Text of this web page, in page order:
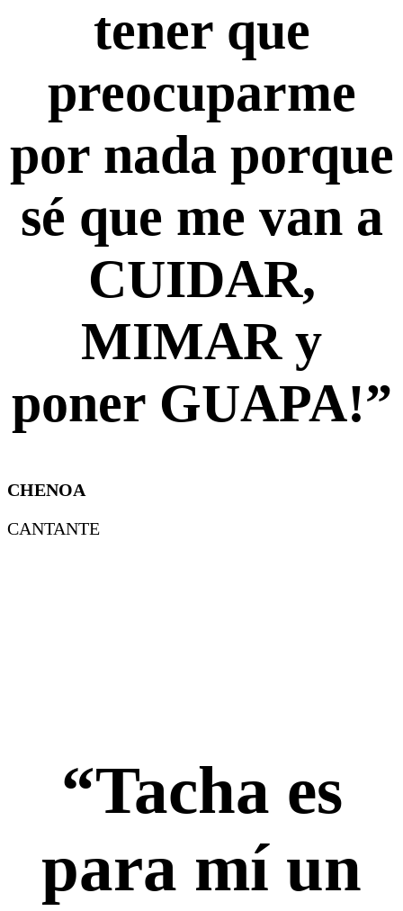
tener que
preocuparme
por nada porque
sé que me van a
CUIDAR,
MIMAR y
poner GUAPA!”
CHENOA
CANTANTE
“Tacha es
para mí un